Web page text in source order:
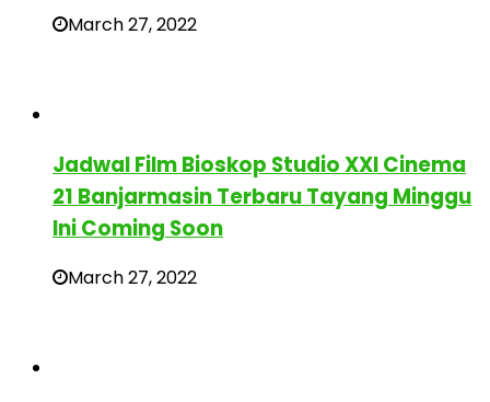
March 27, 2022
Jadwal Film Bioskop Studio XXI Cinema
21 Banjarmasin Terbaru Tayang Minggu
Ini Coming Soon
March 27, 2022